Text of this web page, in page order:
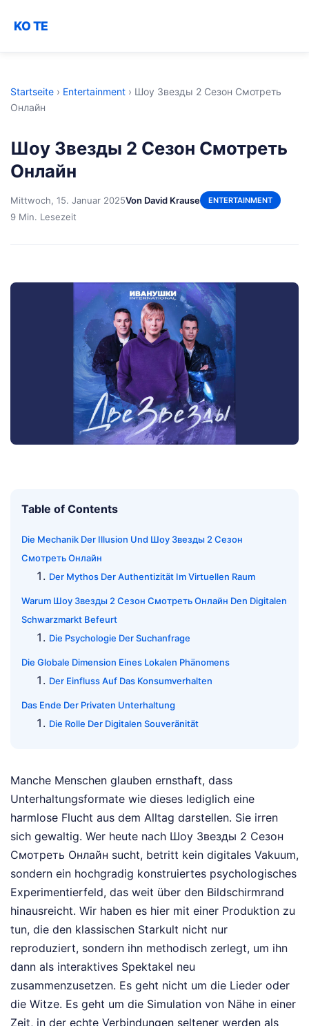
KO TE
Startseite › Entertainment › Шоу Звезды 2 Сезон Смотреть
Онлайн
Шоу Звезды 2 Сезон Смотреть
Онлайн
Mittwoch, 15. Januar 2025Von David Krause ENTERTAINMENT
9 Min. Lesezeit
Table of Contents
Die Mechanik Der Illusion Und Шоу Звезды 2 Сезон
Смотреть Онлайн
Der Mythos Der Authentizität Im Virtuellen Raum
Warum Шоу Звезды 2 Сезон Смотреть Онлайн Den Digitalen
Schwarzmarkt Befeurt
Die Psychologie Der Suchanfrage
Die Globale Dimension Eines Lokalen Phänomens
Der Einfluss Auf Das Konsumverhalten
Das Ende Der Privaten Unterhaltung
Die Rolle Der Digitalen Souveränität
Manche Menschen glauben ernsthaft, dass
Unterhaltungsformate wie dieses lediglich eine
harmlose Flucht aus dem Alltag darstellen. Sie irren
sich gewaltig. Wer heute nach Шоу Звезды 2 Сезон
Смотреть Онлайн sucht, betritt kein digitales Vakuum,
sondern ein hochgradig konstruiertes psychologisches
Experimentierfeld, das weit über den Bildschirmrand
hinausreicht. Wir haben es hier mit einer Produktion zu
tun, die den klassischen Starkult nicht nur
reproduziert, sondern ihn methodisch zerlegt, um ihn
dann als interaktives Spektakel neu
zusammenzusetzen. Es geht nicht um die Lieder oder
die Witze. Es geht um die Simulation von Nähe in einer
Zeit, in der echte Verbindungen seltener werden als